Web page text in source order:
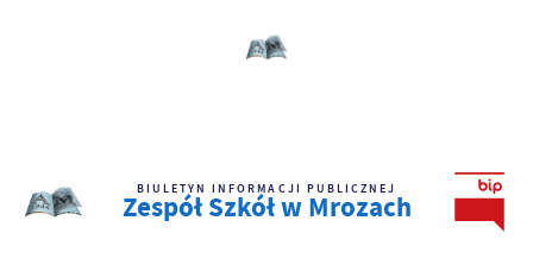
BIULETYN INFORMACJI PUBLICZNEJ
Zespół Szkół w Mrozach